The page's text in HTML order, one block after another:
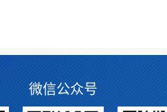
微信公众号